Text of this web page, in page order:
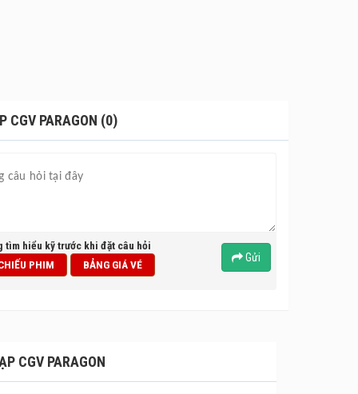
kế tao nhã, kết hợp hệ thống đèn led bắt
CGV PARAGON (0)
tìm hiểu kỹ trước khi đặt câu hỏi
PHIM
BẢNG GIÁ VÉ
Gửi
CGV PARAGON